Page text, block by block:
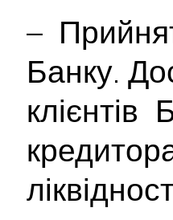
–
Банку.